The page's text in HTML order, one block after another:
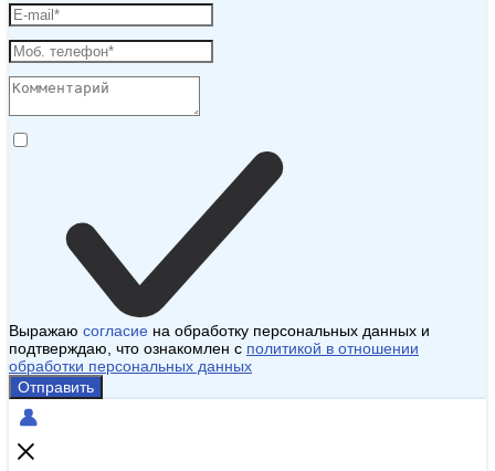
Выражаю согласие на обработку персональных данных и
подтверждаю, что ознакомлен с политикой в отношении
обработки персональных данных
Отправить